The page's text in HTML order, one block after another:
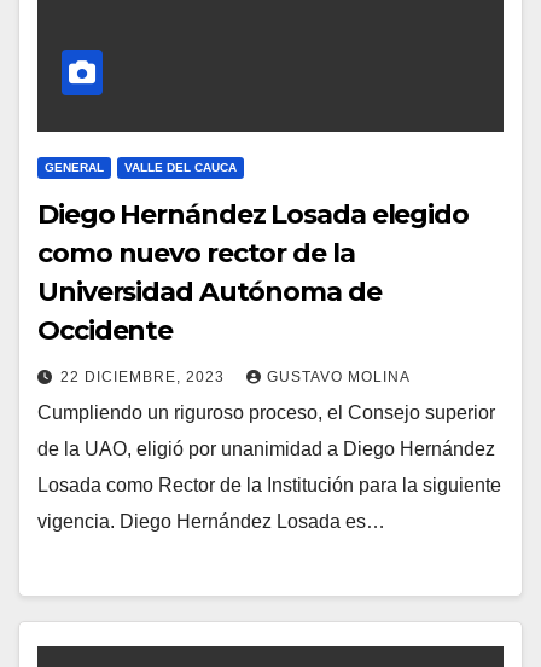
GENERAL VALLE DEL CAUCA
Diego Hernández Losada elegido
como nuevo rector de la
Universidad Autónoma de
Occidente
22 DICIEMBRE, 2023 GUSTAVO MOLINA
Cumpliendo un riguroso proceso, el Consejo superior
de la UAO, eligió por unanimidad a Diego Hernández
Losada como Rector de la Institución para la siguiente
vigencia. Diego Hernández Losada es…